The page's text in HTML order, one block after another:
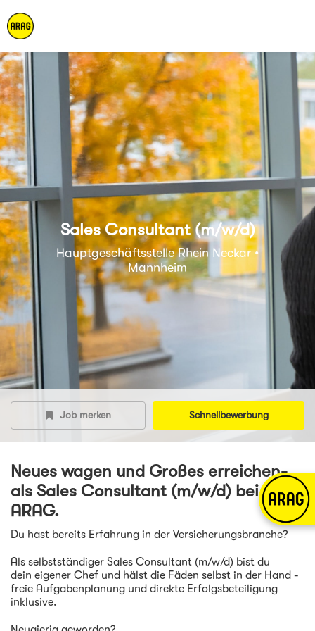
Sales Consultant (m/w/d)
Hauptgeschäftsstelle Rhein Neckar •
Mannheim
Job merken Schnellbewerbung
Neues wagen und Großes erreichen-
als Sales Consultant (m/w/d) bei der
ARAG.
Du hast bereits Erfahrung in der Versicherungsbranche?
Als selbstständiger Sales Consultant (m/w/d) bist du
dein eigener Chef und hälst die Fäden selbst in der Hand -
freie Aufgabenplanung und direkte Erfolgsbeteiligung
inklusive.